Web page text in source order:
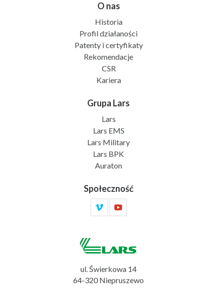
O nas
Historia
Profil działaności
Patenty i certyfikaty
Rekomendacje
CSR
Kariera
Grupa Lars
Lars
Lars EMS
Lars Military
Lars BPK
Auraton
Społeczność
ul. Świerkowa 14
64-320 Niepruszewo